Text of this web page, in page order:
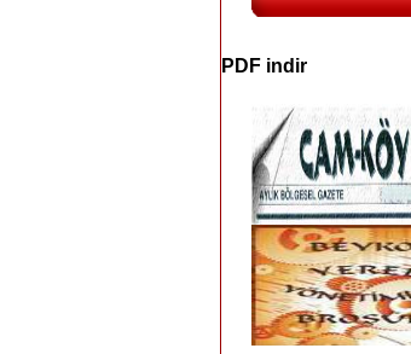
PDF indir